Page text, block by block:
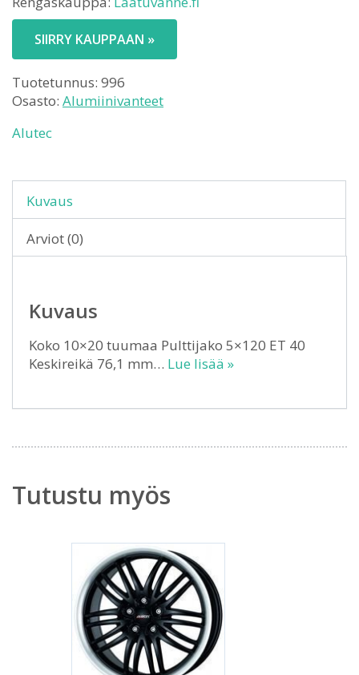
SIIRRY KAUPPAAN »
Tuotetunnus: 996
Osasto: Alumiinivanteet
Alutec
Kuvaus
Arviot (0)
Kuvaus
Koko 10×20 tuumaa Pulttijako 5×120 ET 40
Keskireikä 76,1 mm… Lue lisää »
Tutustu myös